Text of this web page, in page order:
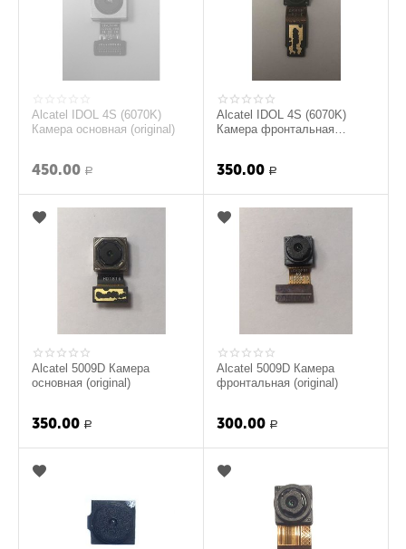
Alcatel IDOL 4S (6070K)
Камера основная (original)
450.00 Р
Alcatel IDOL 4S (6070K)
Камера фронтальная
350.00 Р
Alcatel 5009D Камера
основная (original)
350.00 Р
Alcatel 5009D Камера
фронтальная (original)
300.00 Р